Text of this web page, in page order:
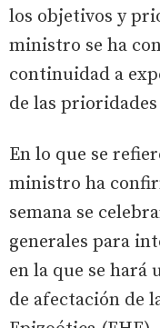
los objetivos y
ministro se ha
continuidad a
de las prioridades
En lo que se
ministro ha
semana se
generales para
en la que se hará
de afectación de